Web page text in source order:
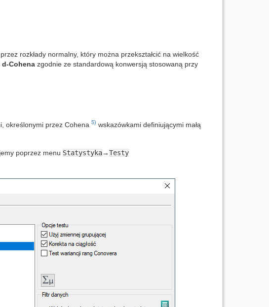
rozkłady normalny, który można przekształcić na wielkość
d-Cohenazgodnie ze standardową konwersją stosowaną przy
określonymi przez Cohena 5) wskazówkami definiującymi małą
poprzez menu Statystyka→Testy